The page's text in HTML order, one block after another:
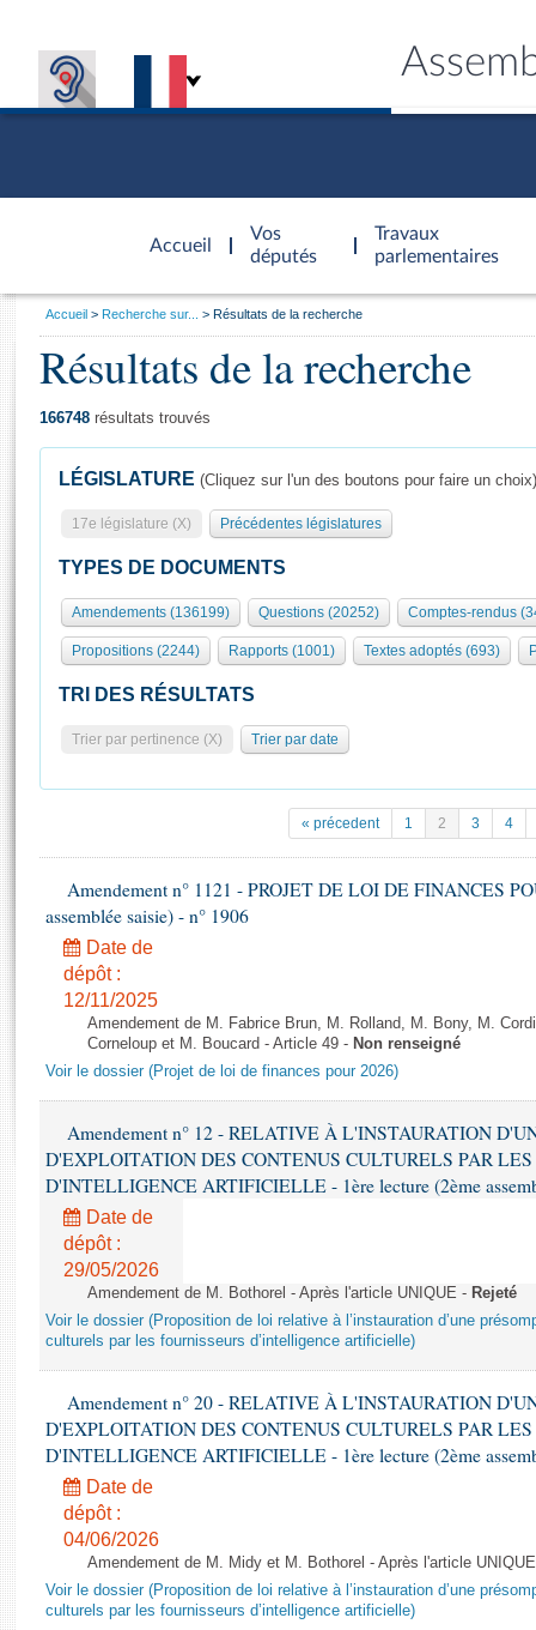
Accueil
d'accueil
Vos
députés
Travaux
parlementaires
Présidence
577 députés
Groupes politiques
Séance publique
Commissions et autres organes
Europe et International
Pétitions
Projets de loi
Propositions de loi
Amendements
Textes adoptés
Rapports d'information
Rapports d'enquête
Rapports sur l'application des lois
Baromètre de l’application des lois
Dossiers législatifs
Budget et sécurité sociale
Questions écrites et orales
Comptes rendus des débats
Général
Rôle et pouvoirs de l'Assemblée
Organisation de l'Assemblée
Présidence Conférence des Présidents Bureau Collège des
Statistiques et chiffres clés
( Constitution | Règlement de l'Assemblée ... )
Juniors
Anciennes législatures
Liens vers les sites publics
Visiter l'Assemblée
Visite virtuelle du palais Bourbon
Assister à une séance
Contacts et plan d'accès
Photos libres de droit
Vous
Accueil Recherche sur... Résultats de la recherche
Résultats de la recherche
166748 résultats trouvés
LÉGISLATURE (Cliquez sur l'un des boutons pour faire un choix)
17e législature (X) Précédentes législatures
TYPES DE DOCUMENTS
Amendements (136199) Questions (20252) Comptes-rendus
Propositions (2244) Rapports (1001) Textes adoptés (693)
TRI DES RÉSULTATS
Trier par pertinence (X) Trier par date
« précedent 1 2 3 4
Amendement n° 1121 - PROJET DE LOI DE FINANCES
assemblée saisie) - n° 1906
Date de
dépôt :
12/11/2025
Amendement de M. Fabrice Brun, M. Rolland, M. Bony, M.
Corneloup et M. Boucard - Article 49 - Non renseigné
Voir le dossier (Projet de loi de finances pour 2026)
Amendement n° 12 - RELATIVE À L'INSTAURATION
D'EXPLOITATION DES CONTENUS CULTURELS PAR LES
D'INTELLIGENCE ARTIFICIELLE - 1ère lecture (2ème
Date de
dépôt :
29/05/2026
Amendement de M. Bothorel - Après l'article UNIQUE - Rejeté
Voir le dossier (Proposition de loi relative à l’instauration d’une
culturels par les fournisseurs d’intelligence artificielle)
Amendement n° 20 - RELATIVE À L'INSTAURATION
D'EXPLOITATION DES CONTENUS CULTURELS PAR LES
D'INTELLIGENCE ARTIFICIELLE - 1ère lecture (2ème
Date de
dépôt :
04/06/2026
Amendement de M. Midy et M. Bothorel - Après l'article
Voir le dossier (Proposition de loi relative à l’instauration d’une
culturels par les fournisseurs d’intelligence artificielle)